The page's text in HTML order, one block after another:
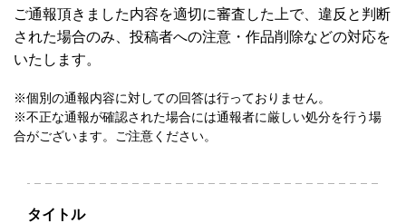
ご通報頂きました内容を適切に審査した上で、違反と判断
された場合のみ、投稿者への注意・作品削除などの対応を
いたします。
※個別の通報内容に対しての回答は行っておりません。
※不正な通報が確認された場合には通報者に厳しい処分を行う場
合がございます。ご注意ください。
タイトル